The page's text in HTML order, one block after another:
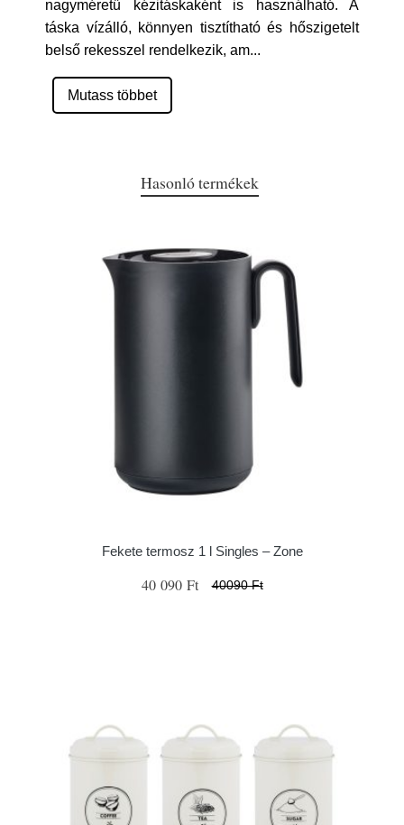
nagyméretű kézitáskaként is használható. A
táska vízálló, könnyen tisztítható és hőszigetelt
belső rekesszel rendelkezik, am...
Mutass többet
Hasonló termékek
Fekete termosz 1 l Singles – Zone
40 090 Ft 40090 Ft